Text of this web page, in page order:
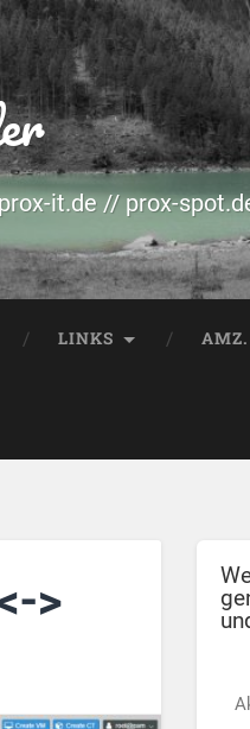
it.de // prox-
LINKS AMZ.
>